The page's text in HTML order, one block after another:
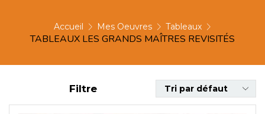
Accueil Mes Oeuvres Tableaux
TABLEAUX LES GRANDS MAÎTRES REVISITÉS
Filtre